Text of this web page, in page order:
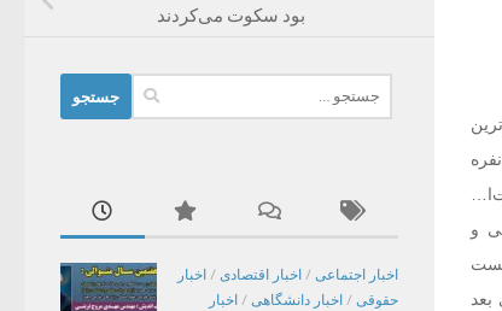
دغدغه‌های اصولگرایان در آستانه انتخابات مجلس دهم شده است. چه اینکه قرار بود بعد از اعلام لیست ۳۰نفره
و
بعد
بود سکوت می‌کردند
برای:
اخبار اجتماعی / اخبار اقتصادی / اخبار
حقوقی / اخبار دانشگاهی / اخبار